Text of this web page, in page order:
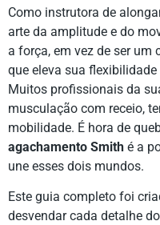
Como instrutora de
arte da amplitude e do
a força, em vez de ser um
que eleva sua
Muitos profissionais da
musculação com receio,
mobilidade. É hora de
agachamento Smith é a
une esses dois mundos.
Este guia completo foi
desvendar cada detalhe